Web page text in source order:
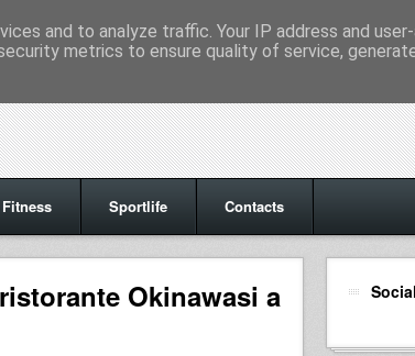
Fitness Sportlife Contacts
Okinawasi a
Social
and to analyze traffic. Your IP address and
metrics to ensure quality of service,